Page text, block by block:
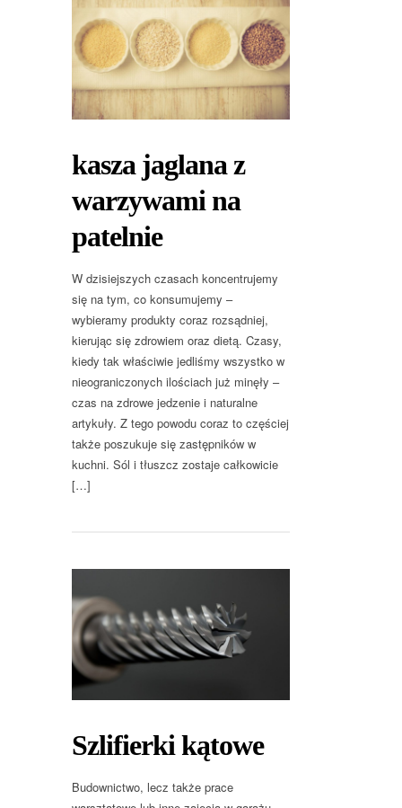
kasza jaglana z
warzywami na
patelnie
W dzisiejszych czasach koncentrujemy
się na tym, co konsumujemy –
wybieramy produkty coraz rozsądniej,
kierując się zdrowiem oraz dietą. Czasy,
kiedy tak właściwie jedliśmy wszystko w
nieograniczonych ilościach już minęły –
czas na zdrowe jedzenie i naturalne
artykuły. Z tego powodu coraz to częściej
także poszukuje się zastępników w
kuchni. Sól i tłuszcz zostaje całkowicie
[…]
Szlifierki kątowe
Budownictwo, lecz także prace